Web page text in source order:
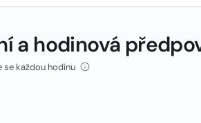
a hodinová
se každou hodinu